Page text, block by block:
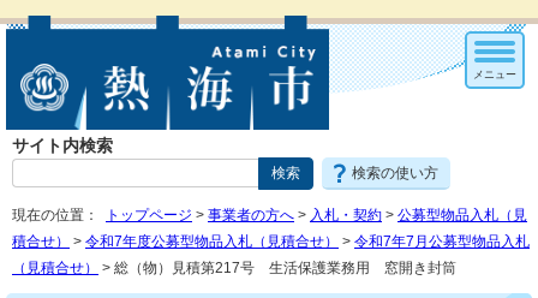
サイト内検索
検索の使い方
メニュー
現在の位置： トップページ > 事業者の方へ > 入札・契約 > 公募型物品入札（見
積合せ）
> 令和7年度公募型物品入札（見積合せ） > 令和7年7月公募型物品入札
（見積合せ）
> 総（物）見積第217号 生活保護業務用 窓開き封筒